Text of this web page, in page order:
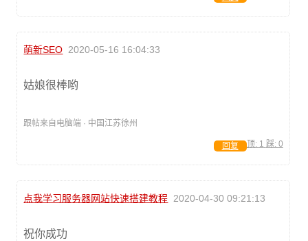
萌新SEO 2020-05-16 16:04:33
姑娘很棒哟
跟帖来自电脑端 · 中国江苏徐州
顶: 1 踩: 0
回复
点我学习服务器网站快速搭建教程 2020-04-30 09:21:13
祝你成功